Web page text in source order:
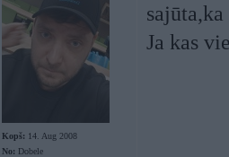
Kopš: 14. Aug 2008
No: Dobele
Ja kas